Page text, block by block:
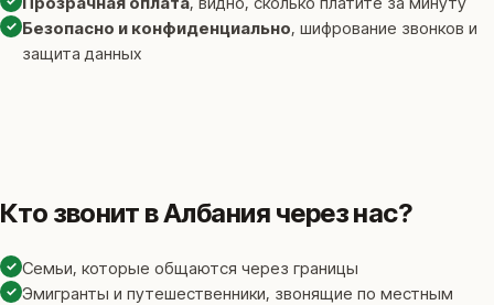
✓ Безопасно и конфиденциально, шифрование звонков и
защита данных
Кто звонит в Албания через нас?
✓ Семьи, которые общаются через границы
✓ Эмигранты и путешественники, звонящие по местным